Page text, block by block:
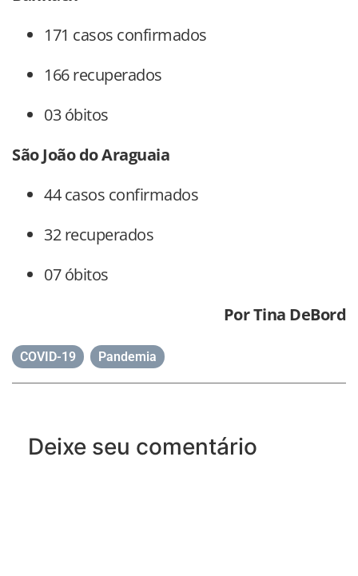
171 casos confirmados
166 recuperados
03 óbitos
São João do Araguaia
44 casos confirmados
32 recuperados
07 óbitos
Por Tina DeBord
COVID-19 Pandemia
Deixe seu comentário